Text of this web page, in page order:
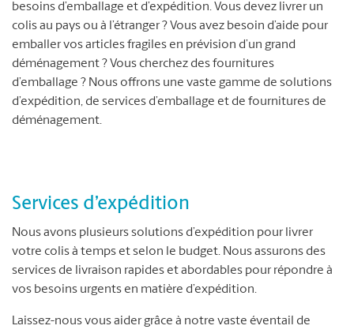
besoins d’emballage et d’expédition. Vous devez livrer un
colis au pays ou à l’étranger ? Vous avez besoin d’aide pour
emballer vos articles fragiles en prévision d’un grand
déménagement ? Vous cherchez des fournitures
d’emballage ? Nous offrons une vaste gamme de solutions
d’expédition, de services d’emballage et de fournitures de
déménagement.
Services d’expédition
Nous avons plusieurs solutions d’expédition pour livrer
votre colis à temps et selon le budget. Nous assurons des
services de livraison rapides et abordables pour répondre à
vos besoins urgents en matière d’expédition.
Laissez-nous vous aider grâce à notre vaste éventail de